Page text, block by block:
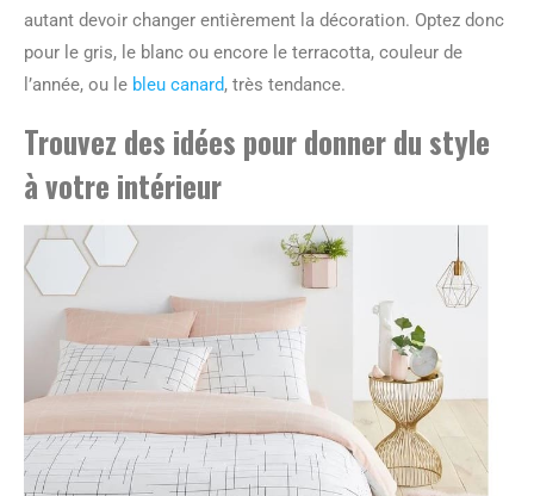
autant devoir changer entièrement la décoration. Optez donc
pour le gris, le blanc ou encore le terracotta, couleur de
l’année, ou le bleu canard, très tendance.
Trouvez des idées pour donner du style
à votre intérieur